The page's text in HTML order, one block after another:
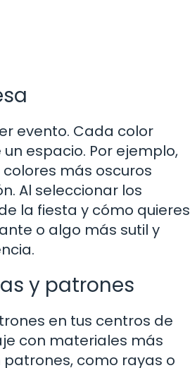
evento. Cada color
espacio. Por ejemplo,
más oscuros
Al seleccionar los
la fiesta y cómo quieres
o algo más sutil y
y patrones
en tus centros de
con materiales más
como rayas o